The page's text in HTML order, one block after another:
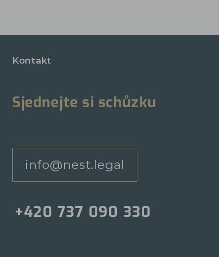
Kontakt
Sjednejte si schůzku
info@nest.legal
+420 737 090 330